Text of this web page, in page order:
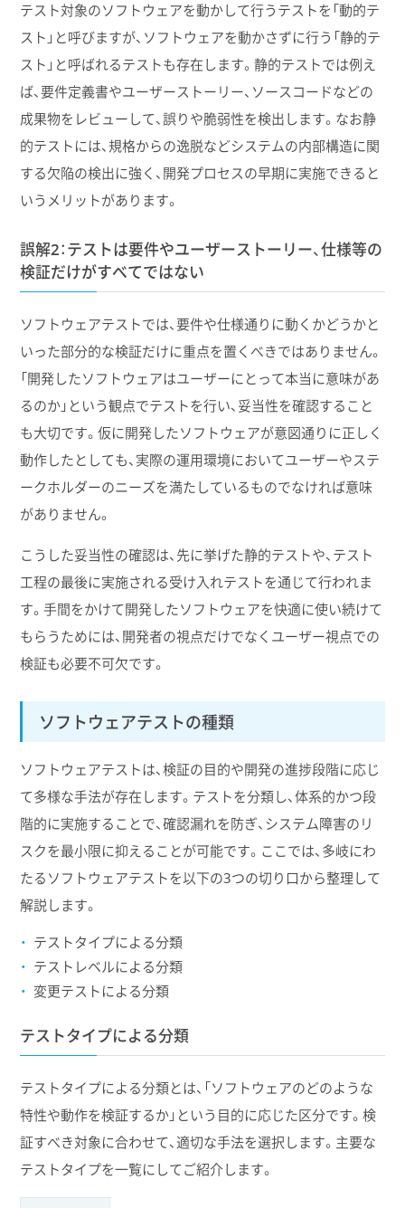
テスト対象のソフトウェアを動かして行うテストを「動的テ
スト」と呼びますが、ソフトウェアを動かさずに行う「静的テ
スト」と呼ばれるテストも存在します。静的テストでは例え
ば、要件定義書やユーザーストーリー、ソースコードなどの
成果物をレビューして、誤りや脆弱性を検出します。なお静
的テストには、規格からの逸脱などシステムの内部構造に関
する欠陥の検出に強く、開発プロセスの早期に実施できると
いうメリットがあります。
誤解2：テストは要件やユーザーストーリー、仕様等の
検証だけがすべてではない
ソフトウェアテストでは、要件や仕様通りに動くかどうかと
いった部分的な検証だけに重点を置くべきではありません。
「開発したソフトウェアはユーザーにとって本当に意味があ
るのか」という観点でテストを行い、妥当性を確認すること
も大切です。仮に開発したソフトウェアが意図通りに正しく
動作したとしても、実際の運用環境においてユーザーやステ
ークホルダーのニーズを満たしているものでなければ意味
がありません。
こうした妥当性の確認は、先に挙げた静的テストや、テスト
工程の最後に実施される受け入れテストを通じて行われま
す。手間をかけて開発したソフトウェアを快適に使い続けて
もらうためには、開発者の視点だけでなくユーザー視点での
検証も必要不可欠です。
ソフトウェアテストの種類
ソフトウェアテストは、検証の目的や開発の進捗段階に応じ
て多様な手法が存在します。テストを分類し、体系的かつ段
階的に実施することで、確認漏れを防ぎ、システム障害のリ
スクを最小限に抑えることが可能です。ここでは、多岐にわ
たるソフトウェアテストを以下の3つの切り口から整理して
解説します。
テストタイプによる分類
テストレベルによる分類
変更テストによる分類
テストタイプによる分類
テストタイプによる分類とは、「ソフトウェアのどのような
特性や動作を検証するか」という目的に応じた区分です。検
証すべき対象に合わせて、適切な手法を選択します。主要な
テストタイプを一覧にしてご紹介します。